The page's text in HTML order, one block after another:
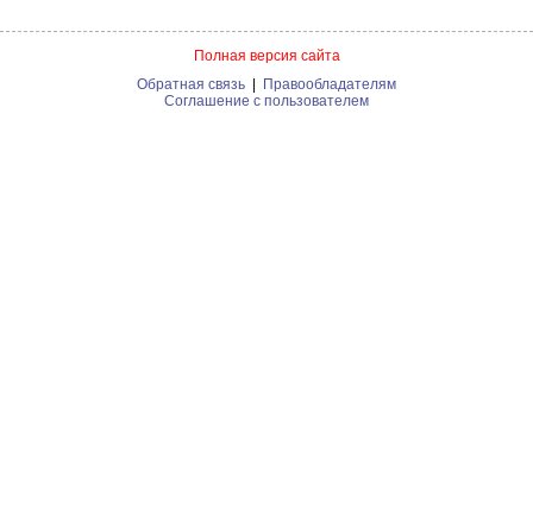
Полная версия сайта
Обратная связь | Правообладателям
Соглашение с пользователем